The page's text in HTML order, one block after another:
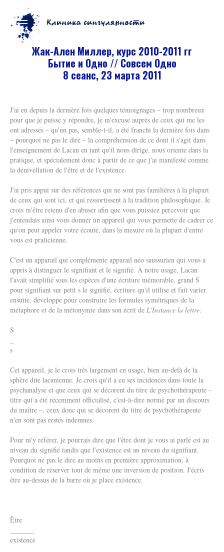
Жак-Ален Миллер, курс 2010-2011 гг
Бытие и Одно // Совсем Одно
8 сеанс, 23 марта 2011
J'ai eu depuis la dernière fois quelques témoignages – trop nombreux
pour que je puisse y répondre, je m'excuse auprès de ceux qui me les
ont adressés – qu'un pas, semble-t-il, a été franchi la dernière fois dans
– pourquoi ne pas le dire – la compréhension de ce dont il s'agit dans
l'enseignement de Lacan en tant qu'il nous dirige, nous oriente dans la
pratique, et spécialement donc à partir de ce que j'ai manifesté comme
la dénivellation de l'être et de l'existence.
J'ai pris appui sur des références qui ne sont pas familières à la plupart
de ceux qui sont ici, et qui ressortissent à la tradition philosophique. Je
crois m'être retenu d'en abuser afin que vous puissiez percevoir que
j'entendais ainsi vous donner un appareil qui vous permette de cadrer ce
qu'on peut appeler votre écoute, dans la mesure où la plupart d'entre
vous est praticienne.
C'est un apparail qui complémente apparail néo saussurien qui vous a
appris à distinguer le signifiant et le signifié. À notre usage, Lacan
l'avait simplifié sous les espèces d'une écriture mémorable, grand S
pour signifiant sur petit s le signifié, écriture qu'il utilise et fait varier
ensuite, développe pour construire les formules symétriques de la
métaphore et de la métonymie dans son écrit de L'Instance la lettre.
S
s
Cet appareil, je le crois très largement en usage, bien au-delà de la
sphère dite lacanienne. Je crois qu'il a eu ses incidences dans toute la
psychanalyse et que ceux qui se décorent du titre de psychothérapeute –
titre qui a été récemment officialisé, c'est-à-dire normé par un discours
du maître –, ceux donc qui se décorent du titre de psychothérapeute
n'en sont pas restés indemnes.
Pour m'y référer, je pourrais dire que l'être dont je vous ai parlé est au
niveau du signifié tandis que l'existence est au niveau du signifiant.
Pourquoi ne pas le dire au moins en première approximation, à
condition de réserver tout de même une inversion de position. J'écris
être au-dessus de la barre où je place existence.
Être
existence